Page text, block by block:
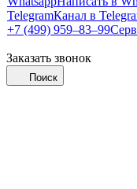
TelegramКанал в
+7 (499) 959‒83‒99
Заказать звонок
Поиск